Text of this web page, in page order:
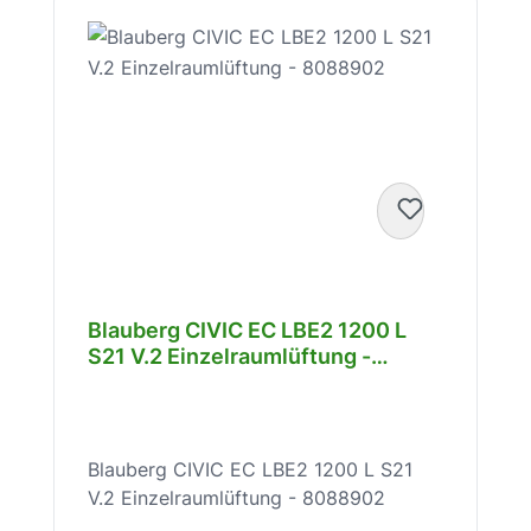
wertvolle Wärmeenergie im Raum
verbleibt und Heizkosten gesenkt
werden. Im Sommer kehrt sich der
entlastet und den Kühlbedarf reduziert.
Bypass-Funktion für Sommerlichen
Bypass-Klappe automatisch öffnen, um
einen freien Kühlbetrieb zu
Abluft zur Zuluft unterbunden wird.
Dies sorgt für zusätzlichen Komfort
Blauberg CIVIC EC LBE2 1200 L
S21 V.2 Einzelraumlüftung -
Blauberg CIVIC EC LBE2 1200 L S21
V.2 Einzelraumlüftung - 8088902